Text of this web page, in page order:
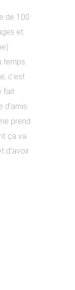
de 100
et
temps.
c’est
fait
prend
ça va
d’avoir